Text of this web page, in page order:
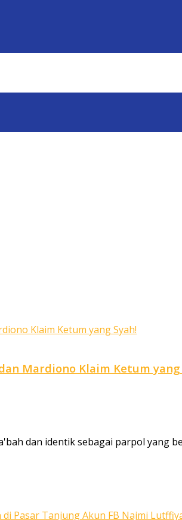
Mardiono Klaim Ketum yang
dan identik sebagai parpol yang